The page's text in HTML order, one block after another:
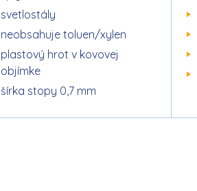
svetlostály
neobsahuje toluen/xylen
plastový hrot v kovovej
objímke
šírka stopy 0,7 mm